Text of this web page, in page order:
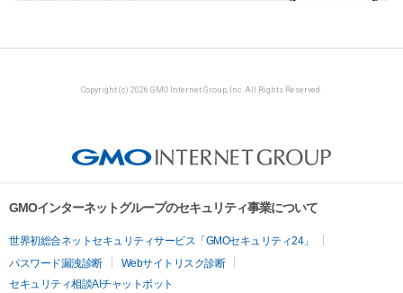
Copyright (c) 2026 GMO Internet Group, Inc. All Rights Reserved.
GMOインターネットグループのセキュリティ事業について
世界初総合ネットセキュリティサービス「GMOセキュリティ24」
パスワード漏洩診断
Webサイトリスク診断
セキュリティ相談AIチャットボット